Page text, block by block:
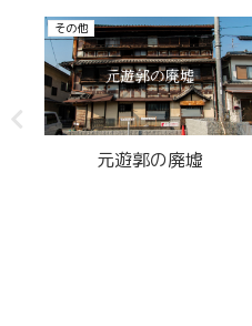
廃医院、病院
標本医院